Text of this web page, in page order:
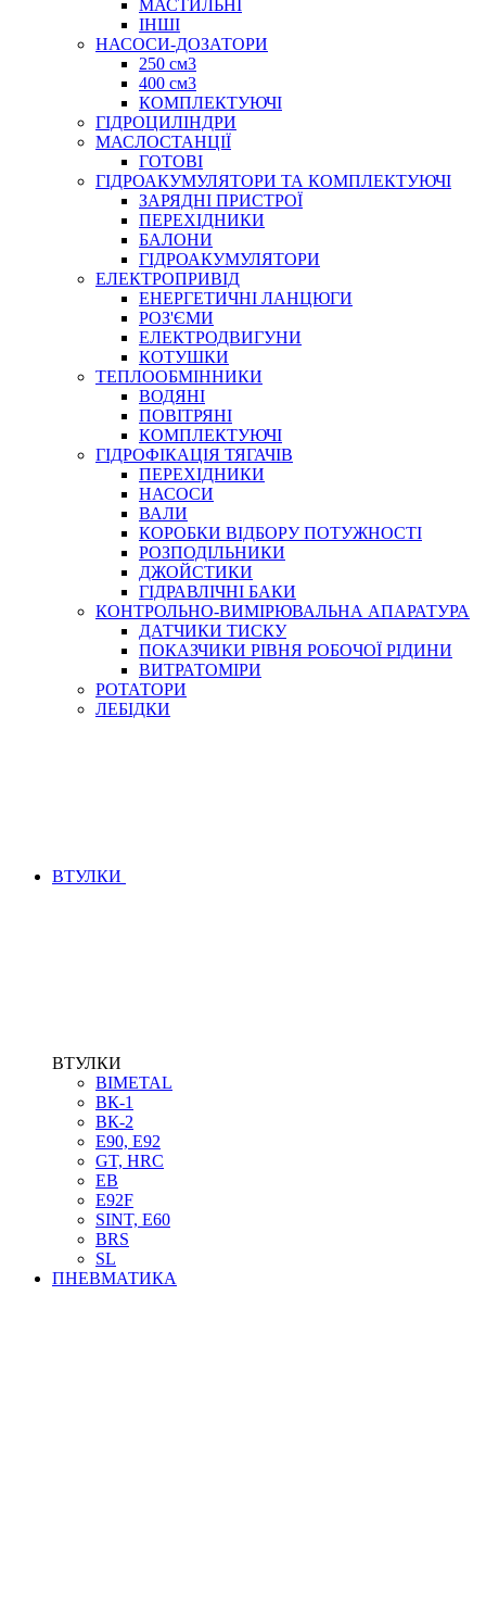
ТЕХНІЧНА ХІМІЯ
СПЕЦІАЛЬНІ
ГЕРМЕТИКИ
КЛЕЇ, ЦЕМЕНТИ, ЕПОКСИДКИ
РЕМОНТ ГІДРОЦИЛІНДРІВ
БОРЕКС, ЕО
МАСТИЛЬНІ
ІНШІ
НАСОСИ-ДОЗАТОРИ
250 см3
400 см3
КОМПЛЕКТУЮЧІ
ГІДРОЦИЛІНДРИ
МАСЛОСТАНЦІЇ
ГОТОВІ
ГІДРОАКУМУЛЯТОРИ ТА КОМПЛЕКТУЮЧІ
ЗАРЯДНІ ПРИСТРОЇ
ПЕРЕХІДНИКИ
БАЛОНИ
ГІДРОАКУМУЛЯТОРИ
ЕЛЕКТРОПРИВІД
ЕНЕРГЕТИЧНІ ЛАНЦЮГИ
РОЗ'ЄМИ
ЕЛЕКТРОДВИГУНИ
КОТУШКИ
ТЕПЛООБМІННИКИ
ВОДЯНІ
ПОВІТРЯНІ
КОМПЛЕКТУЮЧІ
ГІДРОФІКАЦІЯ ТЯГАЧІВ
ПЕРЕХІДНИКИ
НАСОСИ
ВАЛИ
КОРОБКИ ВІДБОРУ ПОТУЖНОСТІ
РОЗПОДІЛЬНИКИ
ДЖОЙСТИКИ
ГІДРАВЛІЧНІ БАКИ
КОНТРОЛЬНО-ВИМІРЮВАЛЬНА АПАРАТУРА
ДАТЧИКИ ТИСКУ
ПОКАЗЧИКИ РІВНЯ РОБОЧОЇ РІДИНИ
ВИТРАТОМІРИ
РОТАТОРИ
ЛЕБІДКИ
ВТУЛКИ
ВТУЛКИ
BIMETAL
ВК-1
ВК-2
Е90, E92
GT, HRC
EB
Е92F
SINT, E60
BRS
SL
ПНЕВМАТИКА